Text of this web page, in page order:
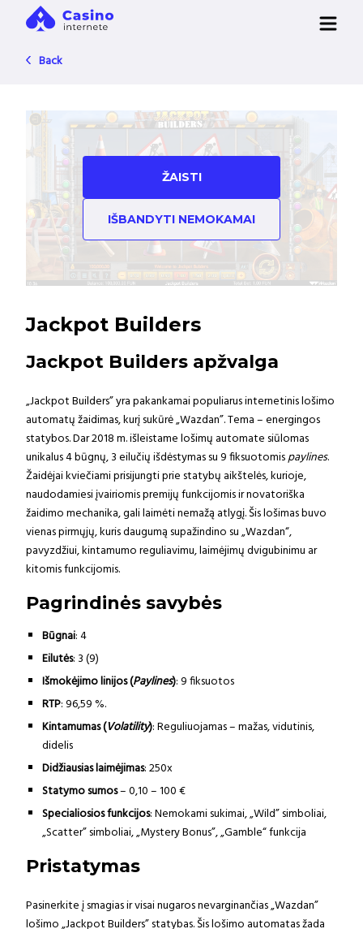
Back
ŽAISTI
IŠBANDYTI NEMOKAMAI
Jackpot Builders
Jackpot Builders apžvalga
„Jackpot Builders” yra pakankamai populiarus internetinis lošimo
automatų žaidimas, kurį sukūrė „Wazdan”. Tema – energingos
statybos. Dar 2018 m. išleistame lošimų automate siūlomas
unikalus 4 būgnų, 3 eilučių išdėstymas su 9 fiksuotomispaylines.
Žaidėjai kviečiami prisijungti prie statybų aikštelės, kurioje,
naudodamiesi įvairiomis premijų funkcijomis ir novatoriška
žaidimo mechanika, gali laimėti nemažą atlygį. Šis lošimas buvo
vienas pirmųjų, kuris daugumą supažindino su „Wazdan“,
pavyzdžiui, kintamumo reguliavimu, laimėjimų dvigubinimu ar
kitomis funkcijomis.
Pagrindinės savybės
Būgnai: 4
Eilutės: 3 (9)
Išmokėjimo linijos(Paylines): 9 fiksuotos
RTP: 96,59 %.
Kintamumas (Volatility): Reguliuojamas – mažas, vidutinis,
didelis
Didžiausias laimėjimas: 250x
Statymo sumos– 0,10 – 100 €
Specialiosios funkcijos: Nemokami sukimai, „Wild” simboliai,
„Scatter” simboliai, „Mystery Bonus”, „Gamble“ funkcija
Pristatymas
Pasinerkite į smagias ir visai nugaros nevarginančias „Wazdan”
lošimo „Jackpot Builders” statybas. Šis lošimo automatas žada